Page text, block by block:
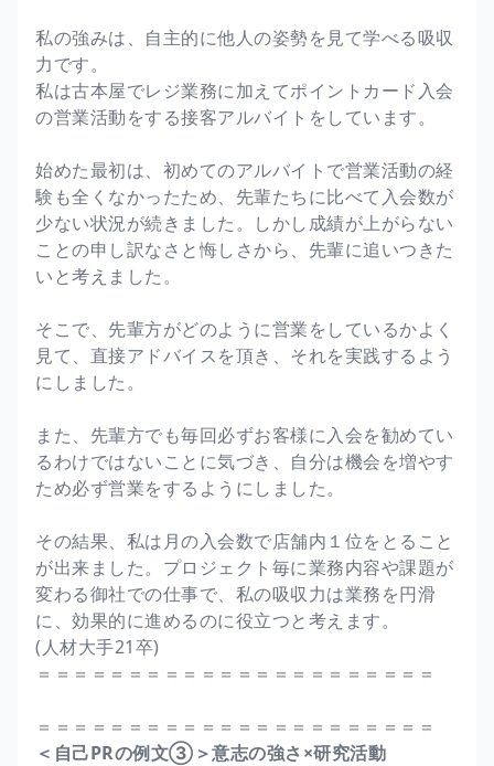
私の強みは、自主的に他人の姿勢を見て学べる吸収
力です。
私は古本屋でレジ業務に加えてポイントカード入会
の営業活動をする接客アルバイトをしています。
始めた最初は、初めてのアルバイトで営業活動の経
験も全くなかったため、先輩たちに比べて入会数が
少ない状況が続きました。しかし成績が上がらない
ことの申し訳なさと悔しさから、先輩に追いつきた
いと考えました。
そこで、先輩方がどのように営業をしているかよく
見て、直接アドバイスを頂き、それを実践するよう
にしました。
また、先輩方でも毎回必ずお客様に入会を勧めてい
るわけではないことに気づき、自分は機会を増やす
ため必ず営業をするようにしました。
その結果、私は月の入会数で店舗内１位をとること
が出来ました。プロジェクト毎に業務内容や課題が
変わる御社での仕事で、私の吸収力は業務を円滑
に、効果的に進めるのに役立つと考えます。
(人材大手21卒)
＝＝＝＝＝＝＝＝＝＝＝＝＝＝＝＝＝＝＝＝＝＝
＝＝＝＝＝＝＝＝＝＝＝＝＝＝＝＝＝＝＝＝＝＝
＜自己PRの例文③＞意志の強さ×研究活動